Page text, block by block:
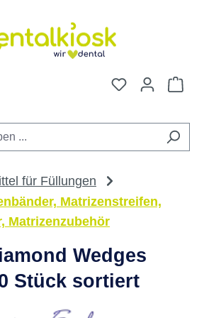
Du hast 0
für Füllungen
Matrizenstreifen,
Matrizenzubehör
Wedges
Stück sortiert